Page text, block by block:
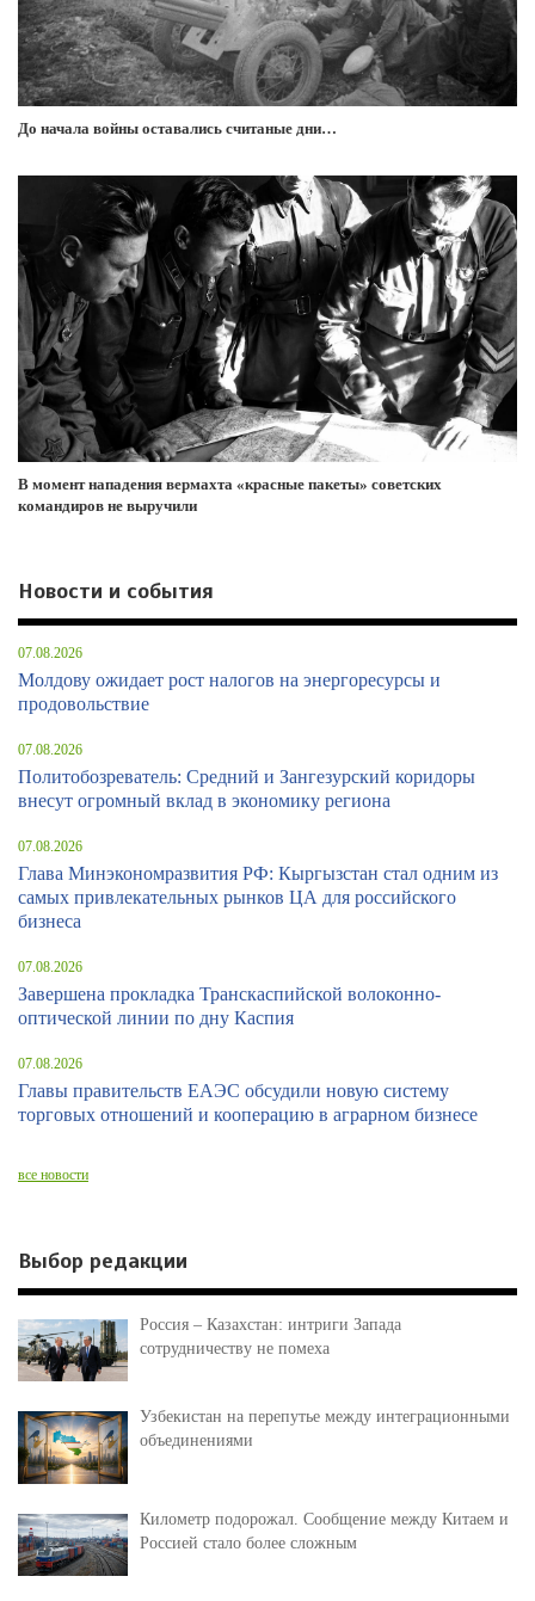
До начала войны оставались считаные дни…
В момент нападения вермахта «красные пакеты» советских
командиров не выручили
Новости и события
07.08.2026
Молдову ожидает рост налогов на энергоресурсы и
продовольствие
07.08.2026
Политобозреватель: Средний и Зангезурский коридоры
внесут огромный вклад в экономику региона
07.08.2026
Глава Минэкономразвития РФ: Кыргызстан стал одним из
самых привлекательных рынков ЦА для российского
бизнеса
07.08.2026
Завершена прокладка Транскаспийской волоконно-
оптической линии по дну Каспия
07.08.2026
Главы правительств ЕАЭС обсудили новую систему
торговых отношений и кооперацию в аграрном бизнесе
все новости
Выбор редакции
Россия – Казахстан: интриги Запада
сотрудничеству не помеха
Узбекистан на перепутье между интеграционными
объединениями
Километр подорожал. Сообщение между Китаем и
Россией стало более сложным